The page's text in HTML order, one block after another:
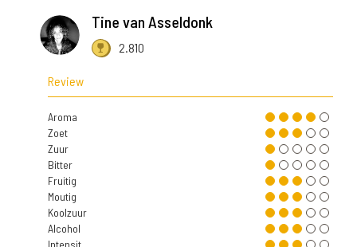
Tine van Asseldonk
2.810
Review
Aroma
Zoet
Zuur
Bitter
Fruitig
Moutig
Koolzuur
Alcohol